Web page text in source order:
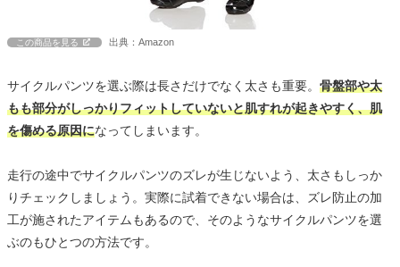
この商品を見る 出典：Amazon
サイクルパンツを選ぶ際は長さだけでなく太さも重要。 骨盤部や太
もも部分がしっかりフィットしていないと肌すれが起きやすく、肌
を傷める原因になってしまいます。
走行の途中でサイクルパンツのズレが生じないよう、太さもしっか
りチェックしましょう。実際に試着できない場合は、ズレ防止の加
工が施されたアイテムもあるので、そのようなサイクルパンツを選
ぶのもひとつの方法です。